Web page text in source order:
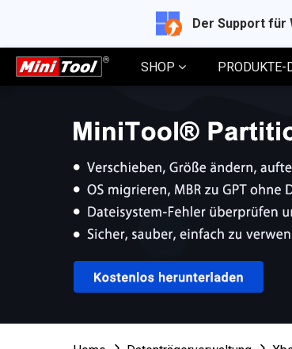
Der Support für
SHOP PRODUKTE-